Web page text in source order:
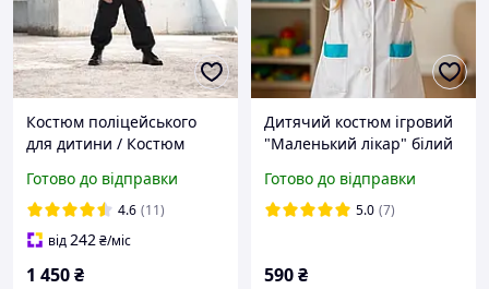
Костюм поліцейського
для дитини / Костюм
універсальний чорний з
бейсболкою
Готово до відправки
4.6 (11)
від242₴/міс
1 450₴
Дитячий костюм ігровий
"Маленький лікар" білий
Халат та шапочка
медичні карнавальні
Готово до відправки
5.0 (7)
590₴